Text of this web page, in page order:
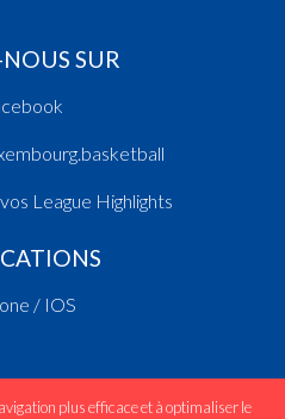
SUR
League Highlights
/ IOS
plus efficace et à optimaliser le